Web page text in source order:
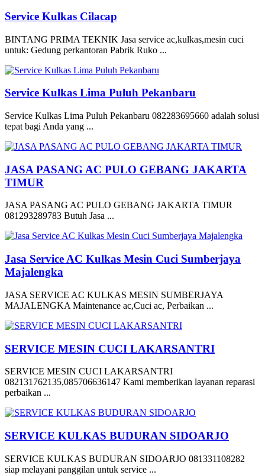
Service Kulkas Cilacap
BINTANG PRIMA TEKNIK Jasa service ac,kulkas,mesin cuci
untuk: Gedung perkantoran Pabrik Ruko ...
Service Kulkas Lima Puluh Pekanbaru
Service Kulkas Lima Puluh Pekanbaru 082283695660 adalah solusi
tepat bagi Anda yang ...
JASA PASANG AC PULO GEBANG JAKARTA
TIMUR
JASA PASANG AC PULO GEBANG JAKARTA TIMUR
081293289783 Butuh Jasa ...
Jasa Service AC Kulkas Mesin Cuci Sumberjaya
Majalengka
JASA SERVICE AC KULKAS MESIN SUMBERJAYA
MAJALENGKA Maintenance ac,Cuci ac, Perbaikan ...
SERVICE MESIN CUCI LAKARSANTRI
SERVICE MESIN CUCI LAKARSANTRI
082131762135,085706636147 Kami memberikan layanan reparasi
perbaikan ...
SERVICE KULKAS BUDURAN SIDOARJO
SERVICE KULKAS BUDURAN SIDOARJO 081331108282
siap melayani panggilan untuk service ...